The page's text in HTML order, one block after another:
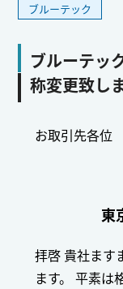
ブルーテック
ブルーテッ
称変更致し
お取引先各位
東
拝啓 貴社ます
ます。 平素は